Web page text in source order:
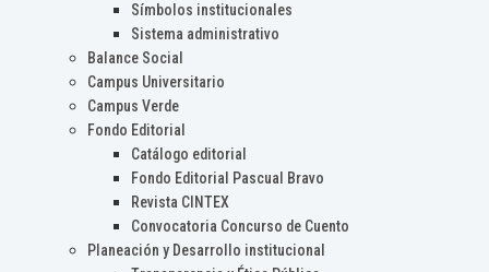
Símbolos institucionales
Sistema administrativo
Balance Social
Campus Universitario
Campus Verde
Fondo Editorial
Catálogo editorial
Fondo Editorial Pascual Bravo
Revista CINTEX
Convocatoria Concurso de Cuento
Planeación y Desarrollo institucional